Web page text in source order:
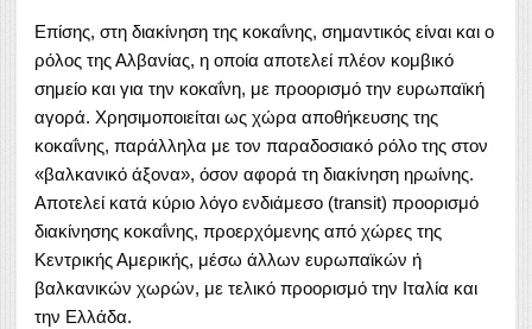
Επίσης, στη διακίνηση της κοκαΐνης, σημαντικός είναι και ο
ρόλος της Αλβανίας, η οποία αποτελεί πλέον κομβικό
σημείο και για την κοκαΐνη, με προορισμό την ευρωπαϊκή
αγορά. Χρησιμοποιείται ως χώρα αποθήκευσης της
κοκαΐνης, παράλληλα με τον παραδοσιακό ρόλο της στον
«βαλκανικό άξονα», όσον αφορά τη διακίνηση ηρωίνης.
Αποτελεί κατά κύριο λόγο ενδιάμεσο (transit) προορισμό
διακίνησης κοκαΐνης, προερχόμενης από χώρες της
Κεντρικής Αμερικής, μέσω άλλων ευρωπαϊκών ή
βαλκανικών χωρών, με τελικό προορισμό την Ιταλία και
την Ελλάδα.